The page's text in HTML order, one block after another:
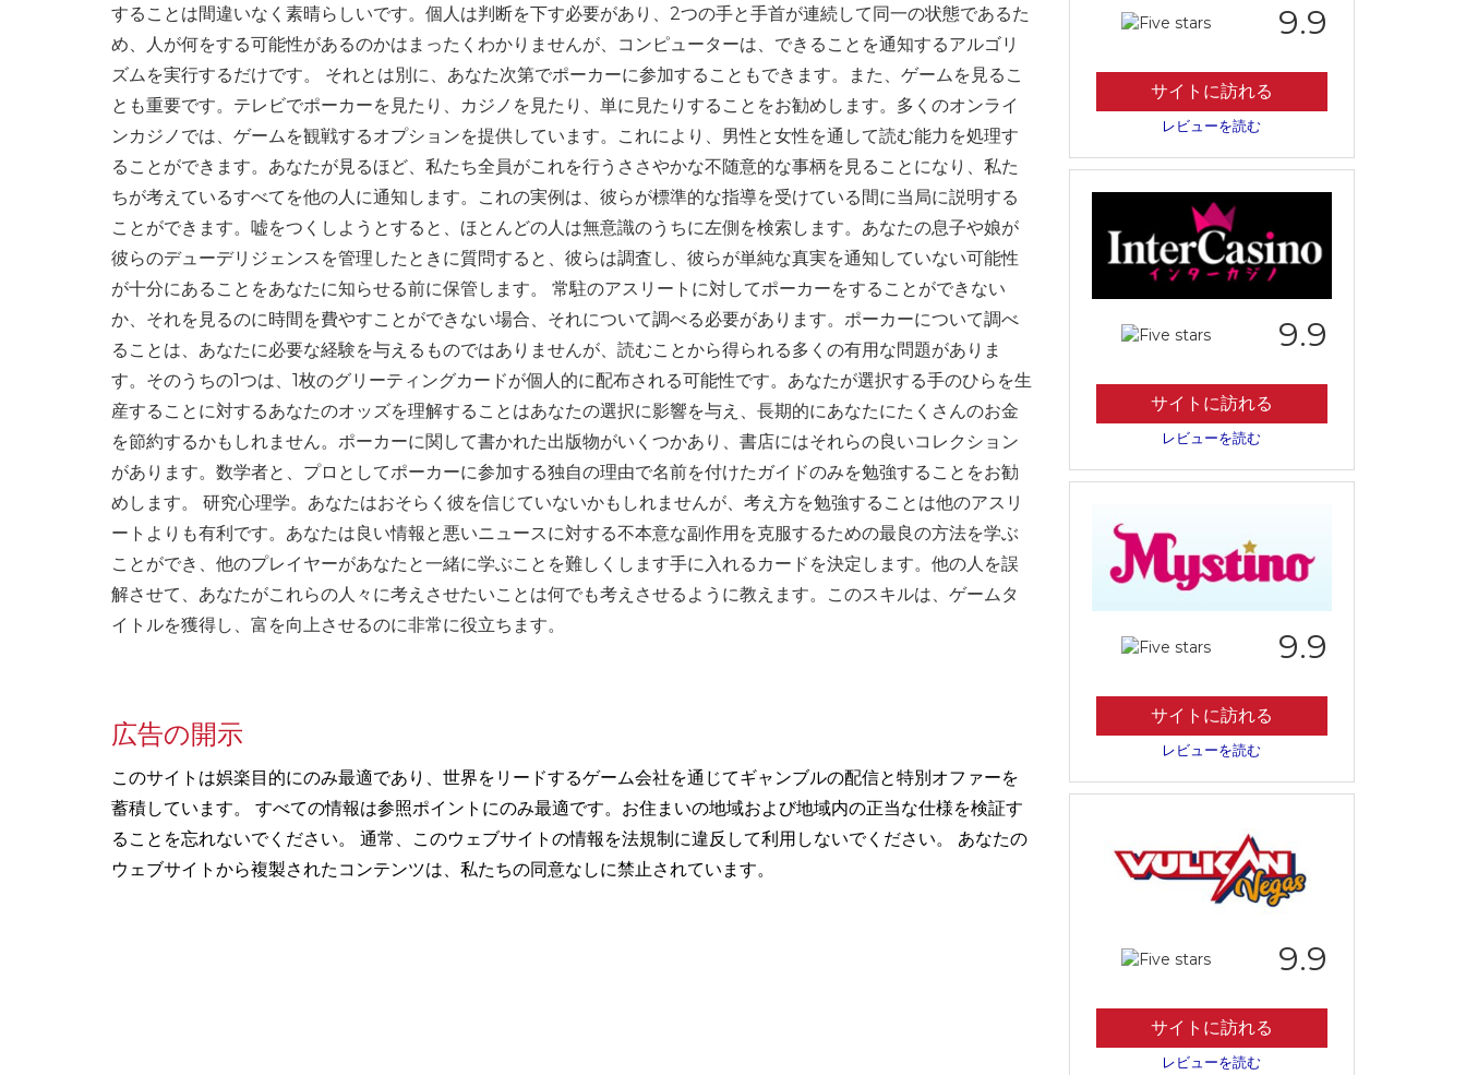
することは間違いなく素晴らしいです。個人は判断を下す必要があり、2つの手と手首が連続して同一の状態であるた
め、人が何をする可能性があるのか​​はまったくわかりませんが、コンピューターは、できることを通知するアルゴリ
ズムを実行するだけです。 それとは別に、あなた次第でポーカーに参加することもできます。また、ゲームを見るこ
とも重要です。テレビでポーカーを見たり、カジノを見たり、単に見たりすることをお勧めします。多くのオンライ
ンカジノでは、ゲームを観戦するオプションを提供しています。これにより、男性と女性を通して読む能力を処理す
ることができます。あなたが見るほど、私たち全員がこれを行うささやかな不随意的な事柄を見ることになり、私た
ちが考えているすべてを他の人に通知します。これの実例は、彼らが標準的な指導を受けている間に当局に説明する
ことができます。嘘をつくしようとすると、ほとんどの人は無意識のうちに左側を検索します。あなたの息子や娘が
彼らのデューデリジェンスを管理したときに質問すると、彼らは調査し、彼らが単純な真実を通知していない可能性
が十分にあることをあなたに知らせる前に保管します。 常駐のアスリートに対してポーカーをすることができない
か、それを見るのに時間を費やすことができない場合、それについて調べる必要があります。ポーカーについて調べ
ることは、あなたに必要な経験を与えるものではありませんが、読むことから得られる多くの有用な問題がありま
す。そのうちの1つは、1枚のグリーティングカードが個人的に配布される可能性です。あなたが選択する手のひらを生
産することに対するあなたのオッズを理解することはあなたの選択に影響を与え、長期的にあなたにたくさんのお金
を節約するかもしれません。ポーカーに関して書かれた出版物がいくつかあり、書店にはそれらの良いコレクション
があります。数学者と、プロとしてポーカーに参加する独自の理由で名前を付けたガイドのみを勉強することをお勧
めします。 研究心理学。あなたはおそらく彼を信じていないかもしれませんが、考え方を勉強することは他のアスリ
ートよりも有利です。あなたは良い情報と悪いニュースに対する不本意な副作用を克服するための最良の方法を学ぶ
ことができ、他のプレイヤーがあなたと一緒に学ぶことを難しくします手に入れるカードを決定します。他の人を誤
解させて、あなたがこれらの人々に考えさせたいことは何でも考えさせるように教えます。このスキルは、ゲームタ
イトルを獲得し、富を向上させるのに非常に役立ちます。
広告の開示
このサイトは娯楽目的にのみ最適であり、世界をリードするゲーム会社を通じてギャンブルの配信と特別オファーを
蓄積しています。 すべての情報は参照ポイントにのみ最適です。お住まいの地域および地域内の正当な仕様を検証す
ることを忘れないでください。 通常、このウェブサイトの情報を法規制に違反して利用しないでください。 あなたの
ウェブサイトから複製されたコンテンツは、私たちの同意なしに禁止されています。
9.9
サイトに訪れる
レビューを読む
9.9
サイトに訪れる
レビューを読む
9.9
サイトに訪れる
レビューを読む
9.9
サイトに訪れる
レビューを読む